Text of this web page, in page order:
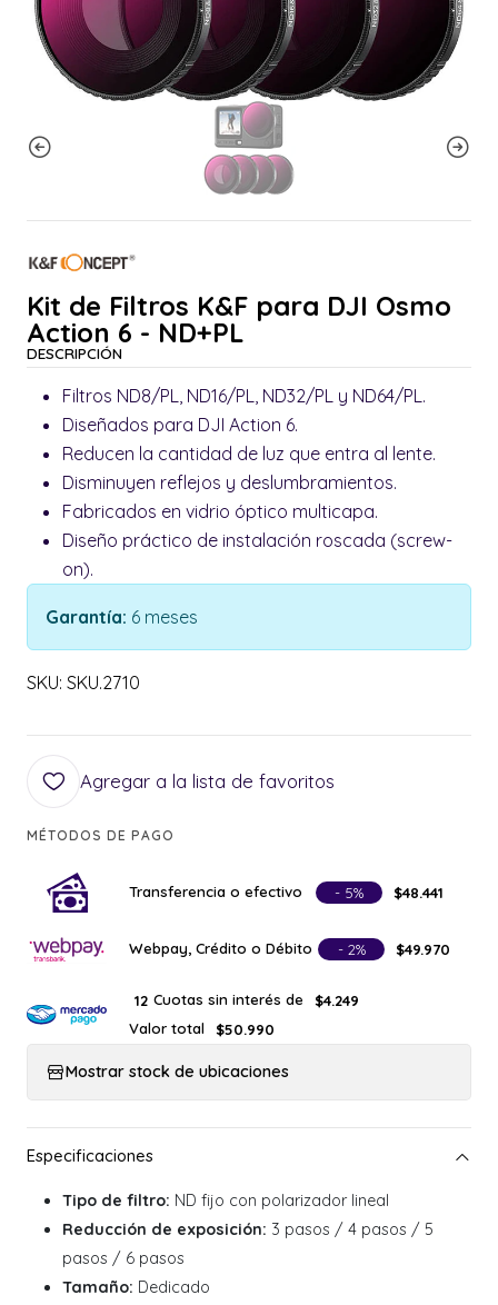
Kit de Filtros K&F para DJI Osmo
Action 6 - ND+PL
DESCRIPCIÓN
Filtros ND8/PL, ND16/PL, ND32/PL y ND64/PL.
Diseñados para DJI Action 6.
Reducen la cantidad de luz que entra al lente.
Disminuyen reflejos y deslumbramientos.
Fabricados en vidrio óptico multicapa.
Diseño práctico de instalación roscada (screw-
on).
Garantía: 6 meses
SKU: SKU.2710
Agregar a la lista de favoritos
MÉTODOS DE PAGO
Transferencia o efectivo - 5% $48.441
Webpay, Crédito o Débito - 2% $49.970
12 Cuotas sin interés de
$4.249
Valor total
$50.990
Mostrar stock de ubicaciones
Tipo de filtro: ND fijo con polarizador lineal
Reducción de exposición: 3 pasos / 4 pasos / 5
pasos / 6 pasos
Tamaño: Dedicado